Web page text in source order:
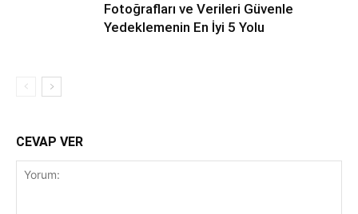
Fotoğrafları ve Verileri Güvenle
Yedeklemenin En İyi 5 Yolu
CEVAP VER